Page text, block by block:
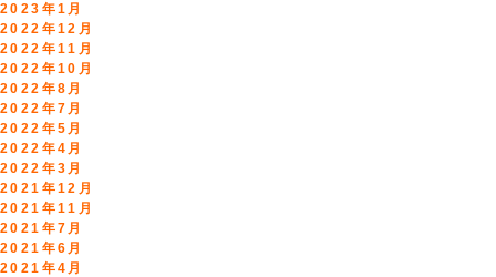
2023年1月
2022年12月
2022年11月
2022年10月
2022年8月
2022年7月
2022年5月
2022年4月
2022年3月
2021年12月
2021年11月
2021年7月
2021年6月
2021年4月